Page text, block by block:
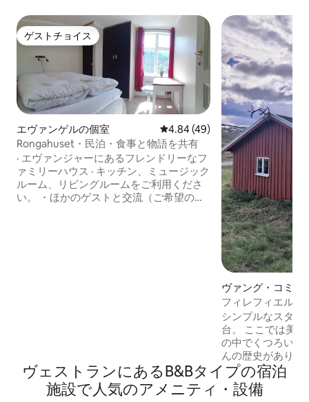
ゲストチョイス
ゲストチョイス
エヴァンゲルの個室 レビュー49件、5つ星中4.84つ
4.84 (49)
Rongahuset・民泊・食事と物語を共有
· エヴァンジャーにあるフレンドリーなフ
ァミリーハウス · キッチン、ミュージック
ルーム、リビングルームをご利用くださ
い。 ・ほかのゲストと交流（ご希望の場
ヴァング・コミュ
フィレフィエルの
シンプルなスタン
台。 ここでは美
の中でくつろいで
んの歴史があり、
さんの歴史があ
ぐ隣です。 寝室はシンプルですが快適で
す。 共用シャワ
ヴェストランにあるB&Bタイプの宿泊
施設で人気のアメニティ・設備